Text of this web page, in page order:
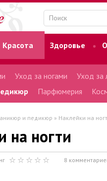
Красота Здоровье
Уход за ногами Уход за
Парфюмерия
и педикюр » Наклейки на
на ногти
8